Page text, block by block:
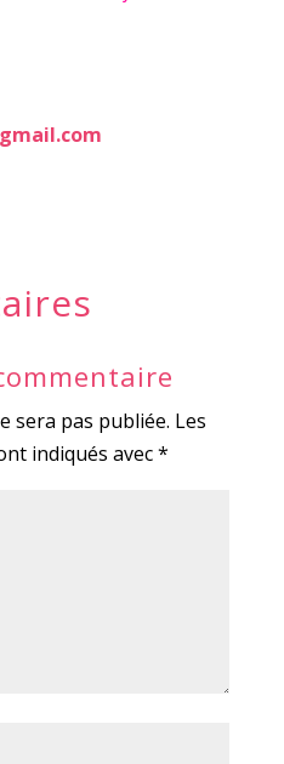
sera pas publiée. Les
indiqués avec*